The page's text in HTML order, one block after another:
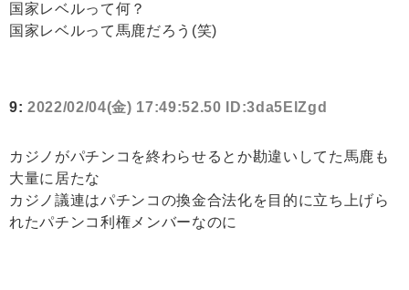
国家レベルって何？
国家レベルって馬鹿だろう(笑)
9: 2022/02/04(金) 17:49:52.50 ID:3da5ElZgd
カジノがパチンコを終わらせるとか勘違いしてた馬鹿も
大量に居たな
カジノ議連はパチンコの換金合法化を目的に立ち上げら
れたパチンコ利権メンバーなのに